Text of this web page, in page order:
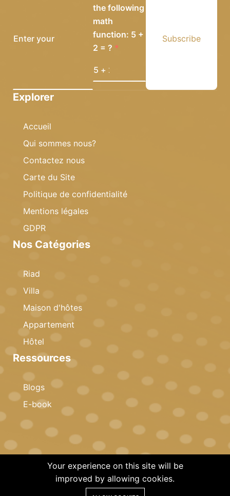
the following
math
function: 5 +
2 = ?
Subscribe
Explorer
Accueil
Qui sommes nous?
Contactez nous
Carte du Site
Politique de confidentialité
Mentions légales
GDPR
Nos Catégories
Riad
Villa
Maison d'hôtes
Appartement
Hôtel
Ressources
Blogs
E-book
© 2026 Copyright · Celestia Invest · All rights reserved
Your experience on this site will be
improved by allowing cookies.